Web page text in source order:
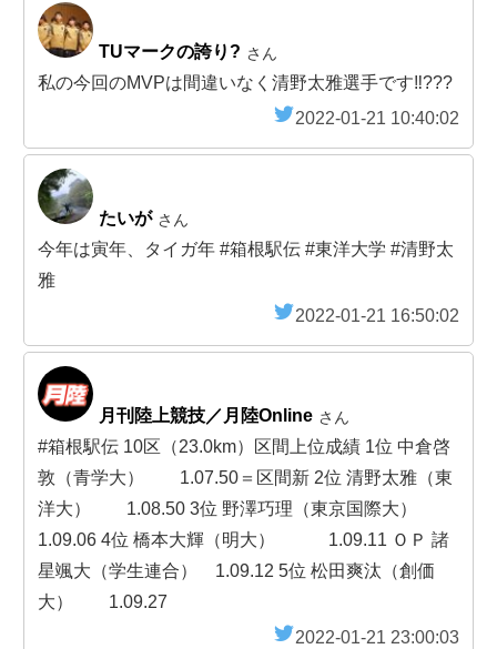
TUマークの誇り? さん
私の今回のMVPは間違いなく清野太雅選手です‼️???
2022-01-21 10:40:02
たいが さん
今年は寅年、タイガ年 #箱根駅伝 #東洋大学 #清野太
雅
2022-01-21 16:50:02
月刊陸上競技／月陸Online さん
#箱根駅伝 10区（23.0km）区間上位成績 1位 中倉啓
敦（青学大） 1.07.50＝区間新 2位 清野太雅（東
洋大） 1.08.50 3位 野澤巧理（東京国際大）
1.09.06 4位 橋本大輝（明大） 1.09.11 ＯＰ 諸
星颯大（学生連合） 1.09.12 5位 松田爽汰（創価
大） 1.09.27
2022-01-21 23:00:03